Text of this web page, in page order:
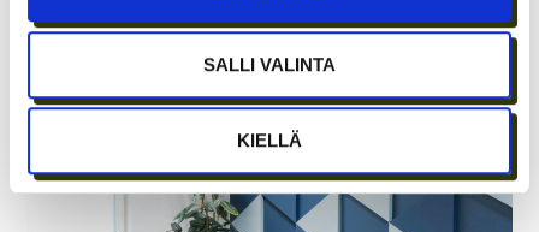
SALLI VALINTA
KIELLÄ
KESKELLÄ – JA NIIN SYNTYY MYÖS